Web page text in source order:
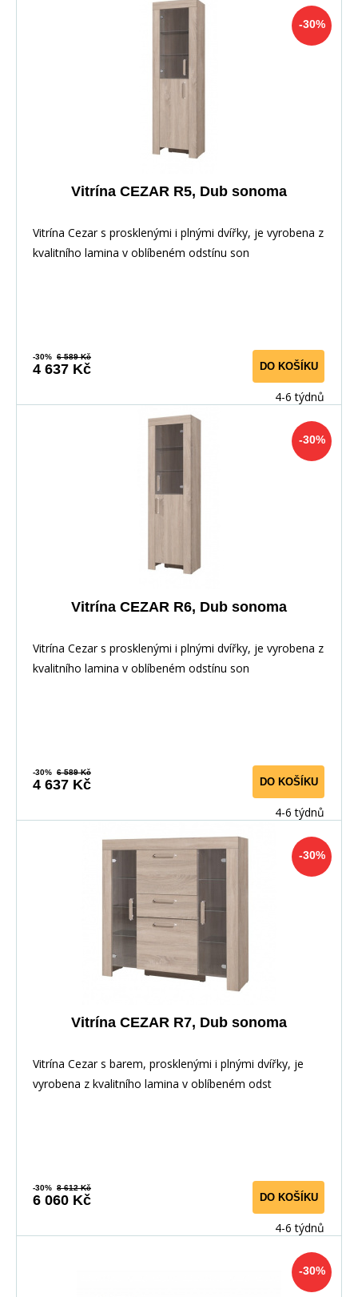
-30%
Vitrína CEZAR R5, Dub sonoma
Vitrína Cezar s prosklenými i plnými dvířky, je vyrobena z
kvalitního lamina v oblíbeném odstínu son
-30% 6 589 Kč
4 637 Kč DO KOŠÍKU
4-6 týdnů
-30%
Vitrína CEZAR R6, Dub sonoma
Vitrína Cezar s prosklenými i plnými dvířky, je vyrobena z
kvalitního lamina v oblíbeném odstínu son
-30% 6 589 Kč
4 637 Kč DO KOŠÍKU
4-6 týdnů
-30%
Vitrína CEZAR R7, Dub sonoma
Vitrína Cezar s barem, prosklenými i plnými dvířky, je
vyrobena z kvalitního lamina v oblíbeném odst
-30% 8 612 Kč
6 060 Kč DO KOŠÍKU
4-6 týdnů
-30%